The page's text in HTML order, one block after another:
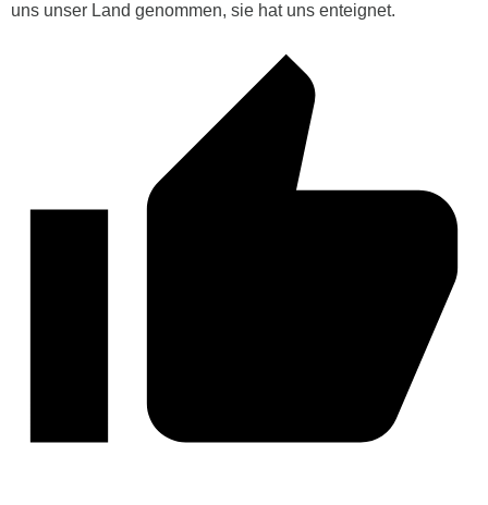
uns unser Land genommen, sie hat uns enteignet.